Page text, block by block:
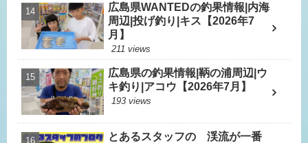
広島県WANTEDの釣果情報|内海
周辺|投げ釣り|キス【2026年7
月】
211 views
広島県の釣果情報|鞆の浦周辺|ウ
キ釣り|アコウ【2026年7月】
193 views
とあるスタッフの 渓流が一番